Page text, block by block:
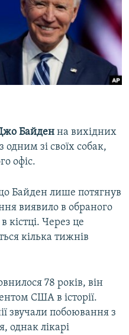
Байден на вихідних
зі своїх собак,
офіс.
Байден лише потягнув
виявило в обраного
кістці. Через це
кілька тижнів
78 років, він
США в історії.
звучали побоювання з
однак лікарі